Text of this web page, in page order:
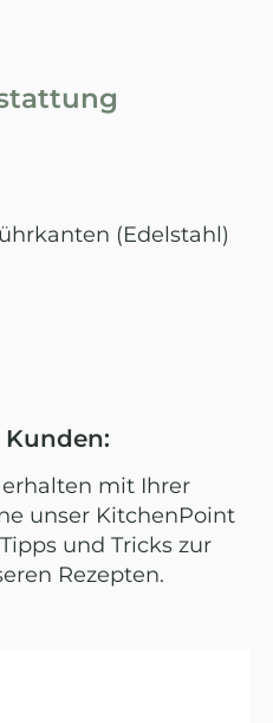
(Edelstahl)
mit Ihrer
unser KitchenPoint
und Tricks zur
Rezepten.